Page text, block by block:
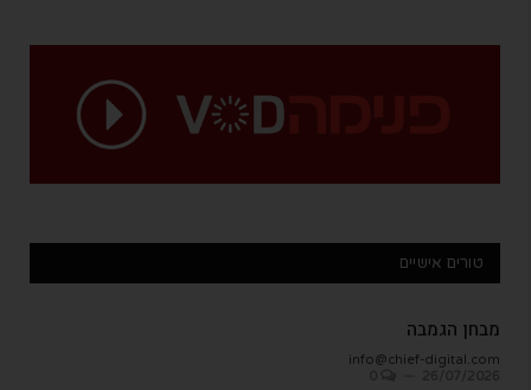
טורים אישיים
מבחן הגמבה
info@chief-digital.com